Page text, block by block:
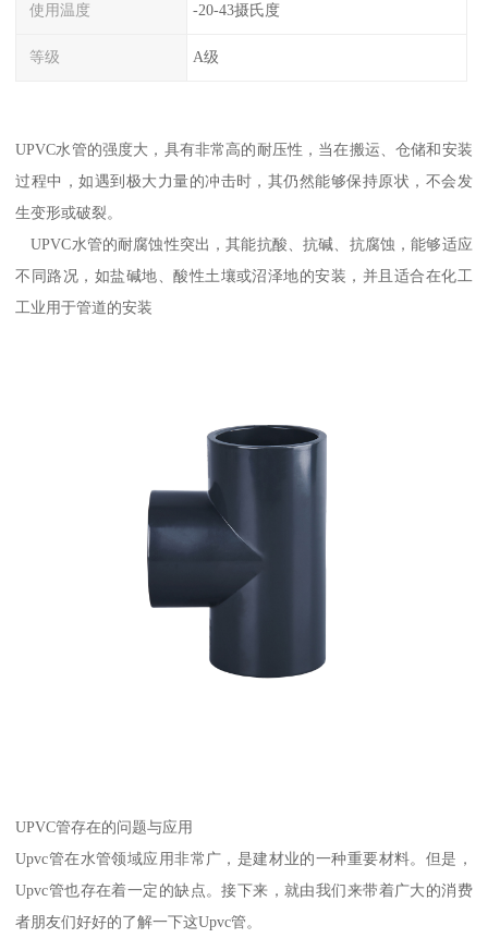
使用温度 -20-43摄氏度
等级 A级
UPVC水管的强度大，具有非常高的耐压性，当在搬运、仓储和安装
过程中，如遇到极大力量的冲击时，其仍然能够保持原状，不会发
生变形或破裂。
UPVC水管的耐腐蚀性突出，其能抗酸、抗碱、抗腐蚀，能够适应
不同路况，如盐碱地、酸性土壤或沼泽地的安装，并且适合在化工
工业用于管道的安装
UPVC管存在的问题与应用
Upvc管在水管领域应用非常广，是建材业的一种重要材料。但是，
Upvc管也存在着一定的缺点。接下来，就由我们来带着广大的消费
者朋友们好好的了解一下这Upvc管。